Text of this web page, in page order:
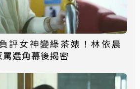
評女神變綠茶婊！林依晨
罵選角幕後揭密